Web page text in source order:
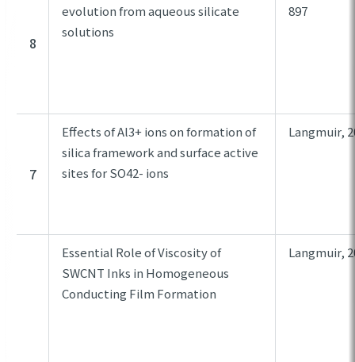
8
evolution from aqueous silicate
solutions
897
7
Effects of Al3+ ions on formation of
silica framework and surface active
sites for SO42- ions
Langmuir,
Essential Role of Viscosity of
SWCNT Inks in Homogeneous
Conducting Film Formation
Langmuir,